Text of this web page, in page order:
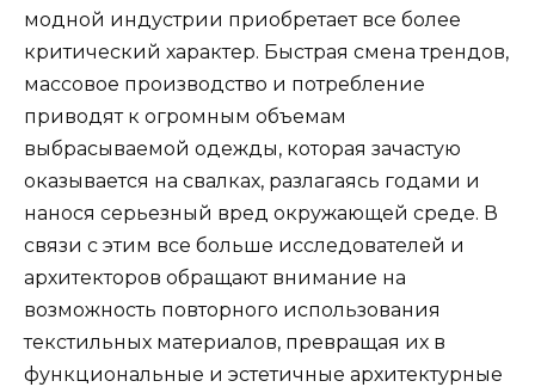
модной индустрии приобретает все более
критический характер. Быстрая смена трендов,
массовое производство и потребление
приводят к огромным объемам
выбрасываемой одежды, которая зачастую
оказывается на свалках, разлагаясь годами и
нанося серьезный вред окружающей среде. В
связи с этим все больше исследователей и
архитекторов обращают внимание на
возможность повторного использования
текстильных материалов, превращая их в
функциональные и эстетичные архитектурные